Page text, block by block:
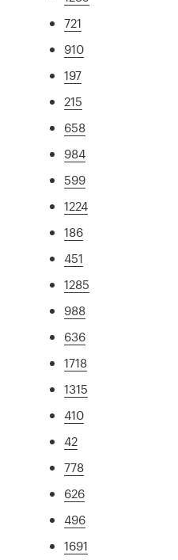
721
910
197
215
658
984
599
1224
186
451
1285
988
636
1718
1315
410
42
778
626
496
1691